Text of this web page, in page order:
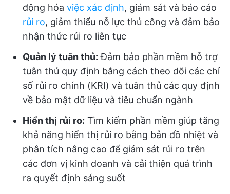
động hóa việc xác định, giám sát và báo cáo
rủi ro, giảm thiểu nỗ lực thủ công và đảm bảo
nhận thức rủi ro liên tục
Quản lý tuân thủ: Đảm bảo phần mềm hỗ trợ
tuân thủ quy định bằng cách theo dõi các chỉ
số rủi ro chính (KRI) và tuân thủ các quy định
về bảo mật dữ liệu và tiêu chuẩn ngành
Hiển thị rủi ro: Tìm kiếm phần mềm giúp tăng
khả năng hiển thị rủi ro bằng bản đồ nhiệt và
phân tích nâng cao để giám sát rủi ro trên
các đơn vị kinh doanh và cải thiện quá trình
ra quyết định sáng suốt